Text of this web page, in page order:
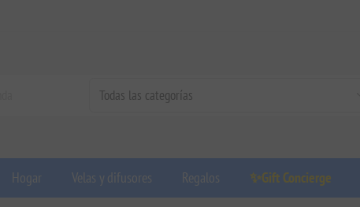
Hogar Velas y difusores Regalos ✨Gift Concierge